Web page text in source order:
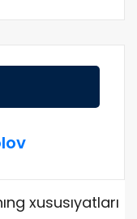
xususıyatları